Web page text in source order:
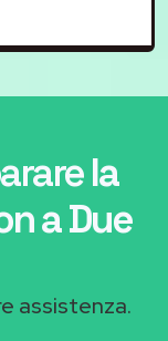
la
a Due
assistenza.